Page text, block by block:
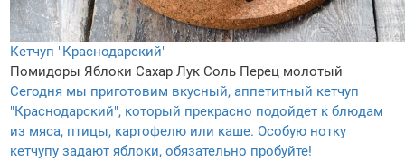
Кетчуп "Краснодарский"
Помидоры Яблоки Сахар Лук Соль Перец молотый
Сегодня мы приготовим вкусный, аппетитный кетчуп
"Краснодарский", который прекрасно подойдет к блюдам
из мяса, птицы, картофелю или каше. Особую нотку
кетчупу задают яблоки, обязательно пробуйте!